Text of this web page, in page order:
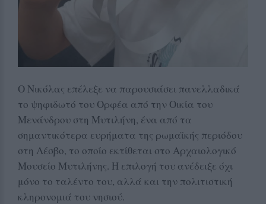
Ο Νικόλας επέλεξε να παρουσιάσει πανελλαδικά
το ψηφιδωτό του Ορφέα από την Οικία του
Μενάνδρου στη Μυτιλήνη, ένα από τα
σημαντικότερα ευρήματα της ρωμαϊκής περιόδου
στη Λέσβο, το οποίο εκτίθεται στο Αρχαιολογικό
Μουσείο Μυτιλήνης. Η επιλογή του ανέδειξε όχι
μόνο το ταλέντο του, αλλά και την πολιτιστική
κληρονομιά του νησιού.